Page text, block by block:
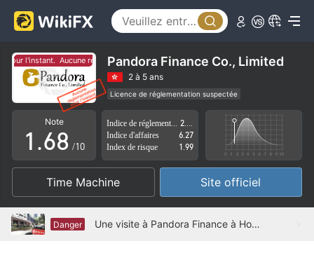
l'instant. Aucune réglementation pour l'instant.
Pandora Finance Co., Limited
2 à 5 ans
Licence de réglementation suspectée
Région d'affaires suspectée
Risque élevé potentiel
Note
0
1
2
3
4
.
2
3
4
5
6
7
8
9
4
5
6
7
8
9
/10
Indice d'affaires
6.27
Index de risque
1.99
Time Machine Site officiel
Danger Une visite à Pandora Finance à Hong Kong - Aucun bureau trouvé